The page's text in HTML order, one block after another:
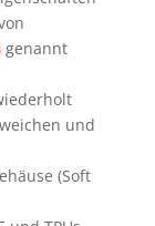
genannt
und
(Soft